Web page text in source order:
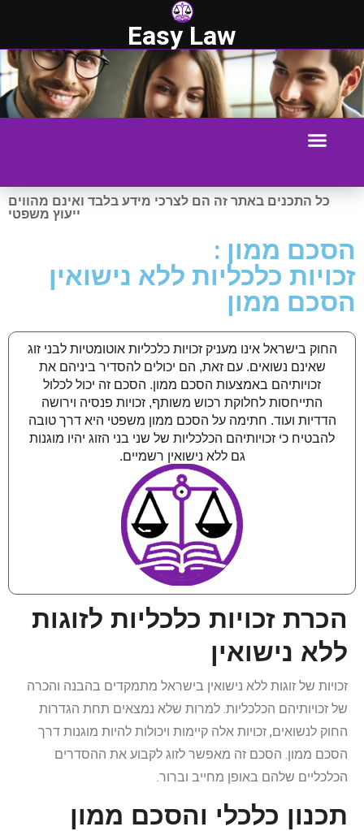
Easy Law
כל התכנים באתר זה הם לצרכי מידע בלבד ואינם מהווים
ייעוץ משפטי
הסכם ממון :
זכויות כלכליות ללא נישואין
הסכם ממון
החוק בישראל אינו מעניק זכויות כלכליות אוטומטיות לבני זוג
שאינם נשואים. עם זאת, הם יכולים להסדיר ביניהם את
זכויותיהם באמצעות הסכם ממון. הסכם זה יכול לכלול
התייחסות לחלוקת רכוש משותף, זכויות פנסיה וירושה
הדדיות ועוד. חתימה על הסכם ממון משפטי היא דרך טובה
להבטיח כי זכויותיהם הכלכליות של שני בני הזוג יהיו מוגנות
גם ללא נישואין רשמיים.
הכרת זכויות כלכליות לזוגות
ללא נישואין
זכויות של זוגות ללא נישואין בישראל מתמקדים בהבנה והכרה
של זכויותיהם הכלכליות. למרות שלא נמצאים תחת הגדרות
החוק לנשואים, זכויות אלה קיימות ויכולות להיות מוגנות דרך
הסכם ממון. הסכם זה מאפשר לזוג לקבוע את ההסדרים
הכלכליים שלהם באופן מחייב וברור.
תכנון כלכלי והסכם ממון